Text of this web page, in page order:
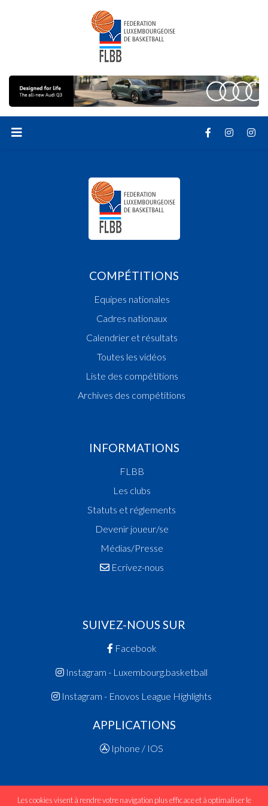
COMPÉTITIONS
Equipes nationales
Cadres nationaux
Calendrier et résultats
Toutes les vidéos
Liste des compétitions
Archives des compétitions
INFORMATIONS
FLBB
Les clubs
Statuts et réglements
Devenir joueur/se
Médias/Presse
Ecrivez-nous
SUIVEZ-NOUS SUR
Facebook
Instagram - Luxembourg.basketball
Instagram - Enovos League Highlights
APPLICATIONS
Iphone / IOS
Les cookies visent à rendre votre navigation plus efficace et à optimaliser le